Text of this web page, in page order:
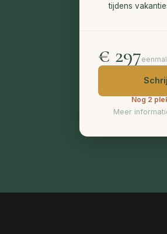
tijdens
€ 297
Nog 2
Meer